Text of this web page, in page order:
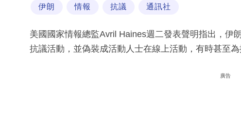
伊朗 情報 抗議 通訊社
美國國家情報總監Avril Haines週二發表聲明指出，伊
抗議活動，並偽裝成活動人士在線上活動，有時甚至為
廣告